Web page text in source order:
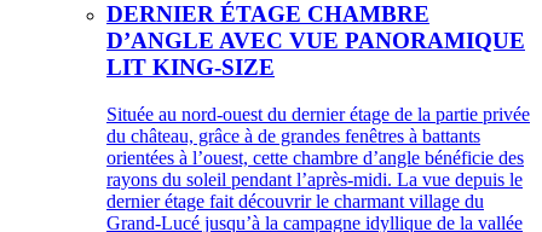
DERNIER ÉTAGE CHAMBRE
D’ANGLE AVEC VUE PANORAMIQUE
LIT KING-SIZE
Située au nord-ouest du dernier étage de la partie privée
du château, grâce à de grandes fenêtres à battants
orientées à l’ouest, cette chambre d’angle bénéficie des
rayons du soleil pendant l’après-midi. La vue depuis le
dernier étage fait découvrir le charmant village du
Grand-Lucé jusqu’à la campagne idyllique de la vallée